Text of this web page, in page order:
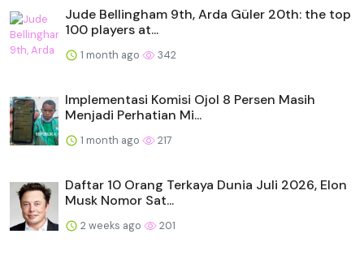
Jude Bellingham 9th, Arda Güler 20th: the top
100 players at...
1 month ago 342
Implementasi Komisi Ojol 8 Persen Masih
Menjadi Perhatian Mi...
1 month ago 217
Daftar 10 Orang Terkaya Dunia Juli 2026, Elon
Musk Nomor Sat...
2 weeks ago 201